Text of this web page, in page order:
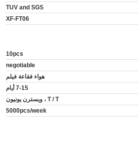
TUV and SGS
XF-FT06
10pcs
negotiable
هواء فقاعة فيلم
7-15 أيام
T / T ، ويسترن يونيون
5000pcs/week